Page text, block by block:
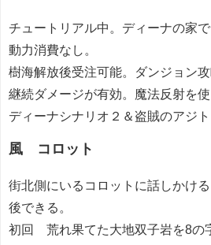
チュートリアル中。ディーナの家
動力消費なし。
樹海解放後受注可能。ダンジョン
継続ダメージが有効。魔法反射を使
ディーナシナリオ２＆盗賊のアジ
風 コロット
街北側にいるコロットに話しかけ
後できる。
初回 荒れ果てた大地双子岩を8の